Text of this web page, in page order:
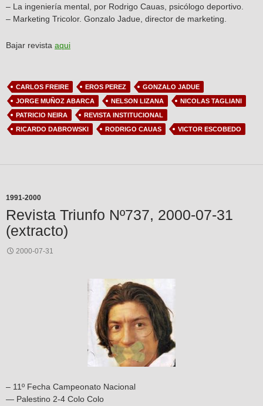
– La ingeniería mental, por Rodrigo Cauas, psicólogo deportivo.
– Marketing Tricolor. Gonzalo Jadue, director de marketing.
Bajar revista aqui
CARLOS FREIRE EROS PEREZ
GONZALO JADUE
JORGE MUÑOZ ABARCA
NELSON LIZANA
NICOLAS TAGLIANI
PATRICIO NEIRA
REVISTA INSTITUCIONAL
RICARDO DABROWSKI
RODRIGO CAUAS VICTOR ESCOBEDO
1991-2000
Revista Triunfo Nº737, 2000-07-31
(extracto)
2000-07-31
– 11º Fecha Campeonato Nacional
— Palestino 2-4 Colo Colo